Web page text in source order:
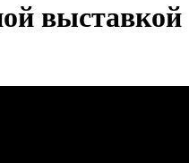
выставкой